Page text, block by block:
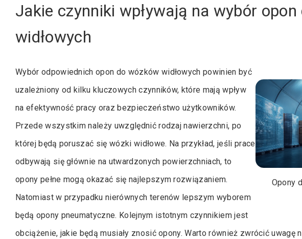
Jakie czynniki wpływają na wybór
widłowych
Opony
Wybór odpowiednich opon do wózków widłowych powinien być
uzależniony od kilku kluczowych czynników, które mają wpływ
na efektywność pracy oraz bezpieczeństwo użytkowników.
Przede wszystkim należy uwzględnić rodzaj nawierzchni, po
której będą poruszać się wózki widłowe. Na przykład, jeśli prace
odbywają się głównie na utwardzonych powierzchniach, to
opony pełne mogą okazać się najlepszym rozwiązaniem.
Natomiast w przypadku nierównych terenów lepszym wyborem
będą opony pneumatyczne. Kolejnym istotnym czynnikiem jest
obciążenie, jakie będą musiały znosić opony. Warto również zwrócić uwagę